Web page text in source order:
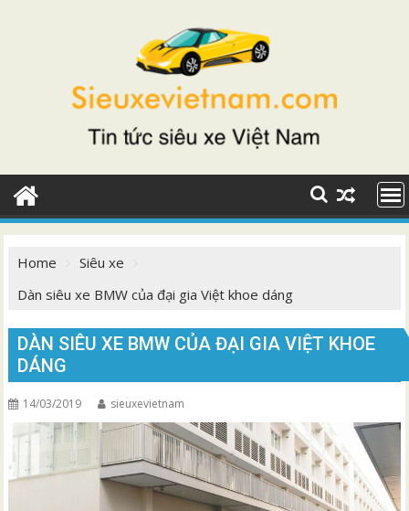
Home
Siêu xe
Dàn siêu xe BMW của đại gia Việt khoe dáng
DÀN SIÊU XE BMW CỦA ĐẠI GIA VIỆT KHOE
DÁNG
14/03/2019 sieuxevietnam